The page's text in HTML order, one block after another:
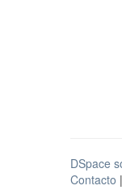
DSpace
Contacto |